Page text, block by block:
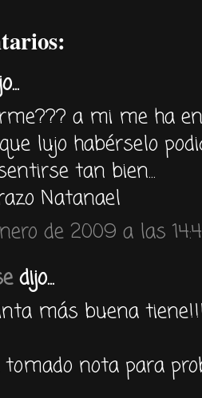
a mi me ha
lujo habérselo
tan bien...
Natanael
de 2009 a las
dijo...
más buena
tomado nota para